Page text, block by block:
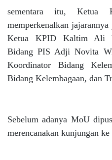
sementara itu, Ketua
memperkenalkan
Ketua KPID Kaltim Ali
Bidang PIS Adji Novita
Koordinator Bidang
Bidang Kelembagaan, dan
Sebelum adanya MoU
merencanakan kunjungan